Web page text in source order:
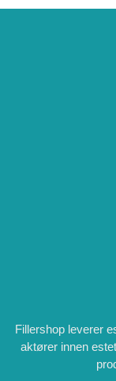
Fillershop leverer
aktører innen